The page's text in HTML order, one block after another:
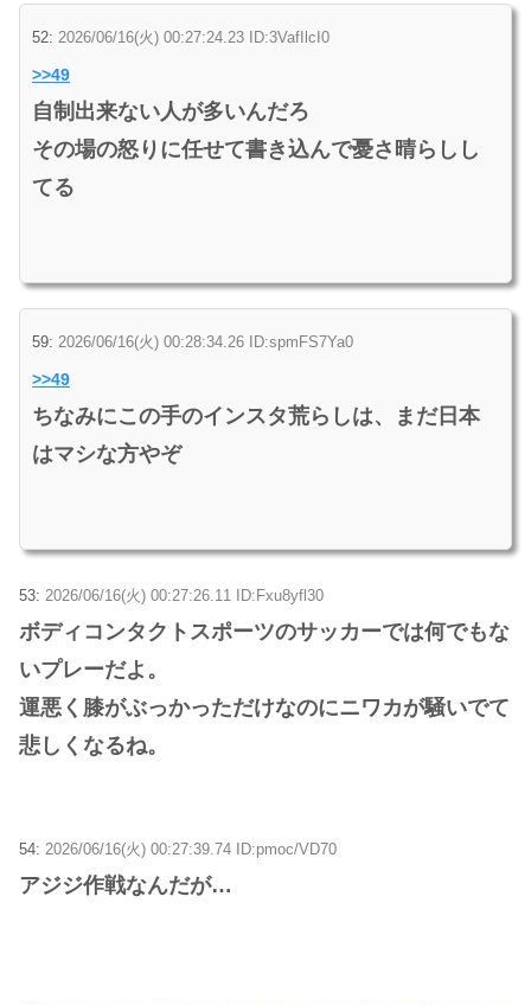
52: 2026/06/16(火) 00:27:24.23 ID:3VafIlcI0
>>49
自制出来ない人が多いんだろ
その場の怒りに任せて書き込んで憂さ晴らしし
てる
59: 2026/06/16(火) 00:28:34.26 ID:spmFS7Ya0
>>49
ちなみにこの手のインスタ荒らしは、まだ日本
はマシな方やぞ
53: 2026/06/16(火) 00:27:26.11 ID:Fxu8yfl30
ボディコンタクトスポーツのサッカーでは何でもな
いプレーだよ。
運悪く膝がぶっかっただけなのにニワカが騒いでて
悲しくなるね。
54: 2026/06/16(火) 00:27:39.74 ID:pmoc/VD70
アジジ作戦なんだが…